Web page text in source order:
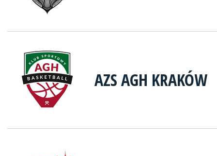
AZS AGH KRAKÓW